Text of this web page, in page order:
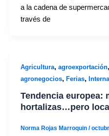
a la cadena de
través de
Agricultura, agroexportación,
agronegocios, Ferias,
Tendencia europea:
hortalizas…pero
Norma Rojas Marroquin /